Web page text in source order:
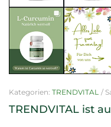
Kategorien: TRENDVITAL /
TRENDVITAL ist